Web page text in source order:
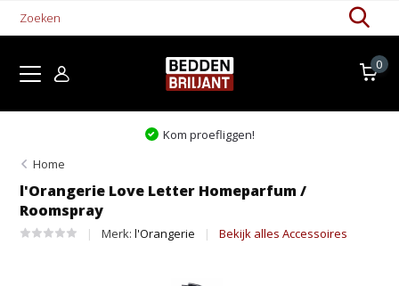
0
Kom proefliggen!
Home
l'Orangerie Love Letter Homeparfum /
Roomspray
Merk:l'Orangerie Bekijk alles Accessoires